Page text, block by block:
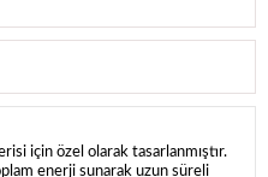
için özel olarak tasarlanmıştır.
enerji sunarak uzun süreli